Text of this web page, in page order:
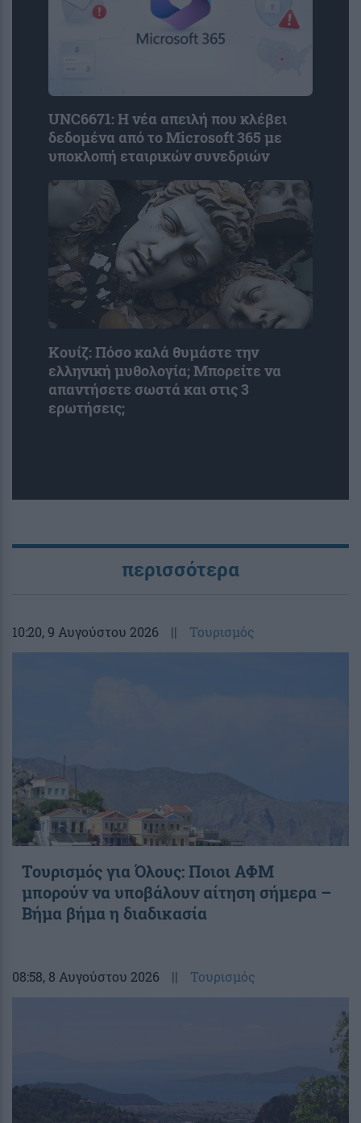
UNC6671: Η νέα απειλή που κλέβει
δεδομένα από το Microsoft 365 με
υποκλοπή εταιρικών συνεδριών
Κουίζ: Πόσο καλά θυμάστε την
ελληνική μυθολογία; Μπορείτε να
απαντήσετε σωστά και στις 3
ερωτήσεις;
περισσότερα
10:20, 9 Αυγούστου 2026 || Τουρισμός
Τουρισμός για Όλους: Ποιοι ΑΦΜ
μπορούν να υποβάλουν αίτηση σήμερα –
Βήμα βήμα η διαδικασία
08:58, 8 Αυγούστου 2026 || Τουρισμός